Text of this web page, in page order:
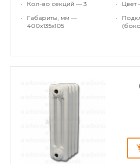
•
Кол-во секций — 3
•
Габариты, мм —
400x135x105
•
Цвет
•